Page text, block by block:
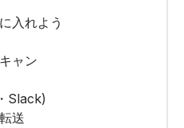
入れよう
ャン
Slack)
送